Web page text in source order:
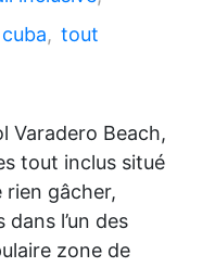
, tout
Varadero Beach,
tout inclus situé
rien gâcher,
dans l’un des
zone de